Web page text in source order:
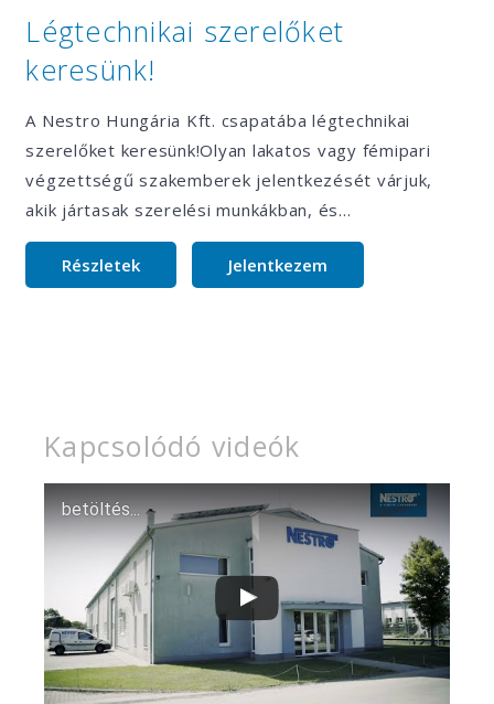
Légtechnikai szerelőket
keresünk!
A Nestro Hungária Kft. csapatába légtechnikai
szerelőket keresünk!Olyan lakatos vagy fémipari
végzettségű szakemberek jelentkezését várjuk,
akik jártasak szerelési munkákban, és…
Részletek Jelentkezem
Kapcsolódó videók
betöltés...